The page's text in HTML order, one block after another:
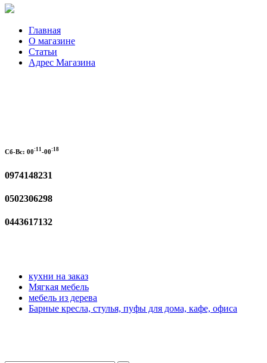
Главная
О магазине
Статьи
Адрес Магазина
Сб-Вс: 00:11 -00:18
0974148231
0502306298
0443617132
кухни на заказ
Мягкая мебель
мебель из дерева
Барные кресла, стулья, пуфы для дома, кафе, офиса